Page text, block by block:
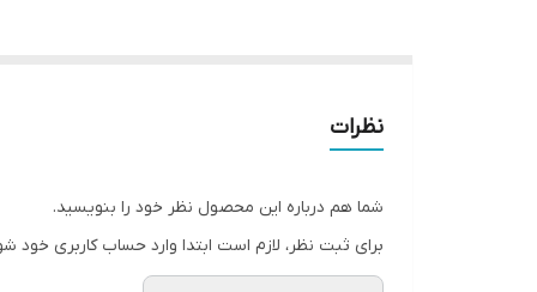
نظرات
شما هم درباره این محصول نظر خود را بنویسید.
برای ثبت نظر، لازم است ابتدا وارد حساب کاربری خود